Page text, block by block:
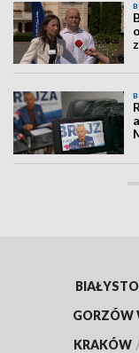
GORZÓW
KRAKÓW